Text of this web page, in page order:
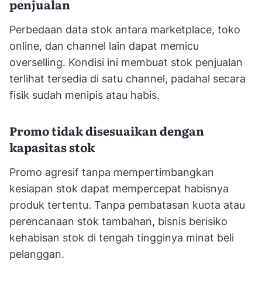
penjualan
Perbedaan data stok antara marketplace, toko
online, dan channel lain dapat memicu
overselling. Kondisi ini membuat stok penjualan
terlihat tersedia di satu channel, padahal secara
fisik sudah menipis atau habis.
Promo tidak disesuaikan dengan
kapasitas stok
Promo agresif tanpa mempertimbangkan
kesiapan stok dapat mempercepat habisnya
produk tertentu. Tanpa pembatasan kuota atau
perencanaan stok tambahan, bisnis berisiko
kehabisan stok di tengah tingginya minat beli
pelanggan.